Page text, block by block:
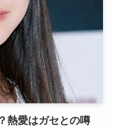
熱愛はガセとの噂